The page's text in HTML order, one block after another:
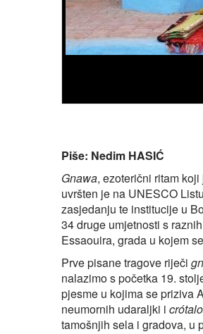
Piše: Nedim HASIĆ
Gnawa, ezoterični ritam
uvršten je na UNESCO
zasjedanju te institucije u
34 druge umjetnosti s
Essaouira, grada u kojem
Prve pisane tragove riječi
nalazimo s početka 19.
pjesme u kojima se priziva
neumornih udaraljki i
tamošnjih sela i gradova, u